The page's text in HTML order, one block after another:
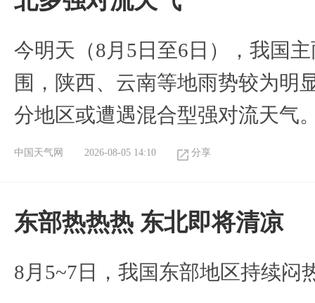
今明天（8月5日至6日），我国
围，陕西、云南等地雨势较为明
分地区或遭遇混合型强对流天气
中国天气网 2026-08-05 14:10 分享
东部热热热 东北即将清凉
8月5~7日，我国东部地区持续闷